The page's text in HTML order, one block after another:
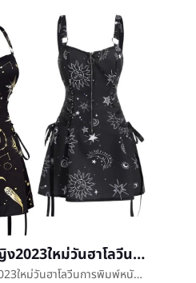
ยุโรปนักรบหญิง2023ใหม่วันฮาโลวีนการพิมพ์หนังสติ๊กน้ำค้างด้านหลังเซ็กซี่เงินได้เอวAแบบอักษรมินิแต่งตัว
ยุโรปนักรบหญิง2023ใหม่วันฮาโลวีนการพิมพ์หนังสติ๊กน้ำค้างด้านหลังเซ็กซี่เงินได้เอวAแบบอักษรมินิแต่งตัว